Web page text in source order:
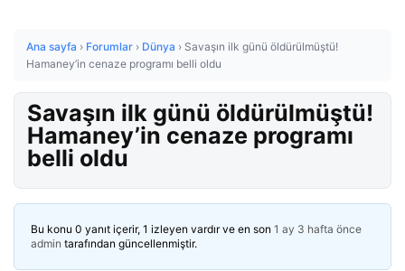
Ana sayfa › Forumlar › Dünya › Savaşın ilk günü öldürülmüştü!
Hamaney’in cenaze programı belli oldu
Savaşın ilk günü öldürülmüştü!
Hamaney’in cenaze programı
belli oldu
Bu konu 0 yanıt içerir, 1 izleyen vardır ve en son 1 ay 3 hafta önce
admin tarafından güncellenmiştir.